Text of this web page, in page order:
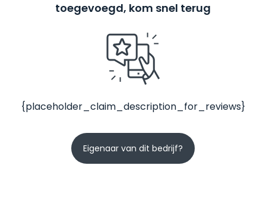
toegevoegd, kom snel terug
{placeholder_claim_description_for_reviews}
Eigenaar van dit bedrijf?